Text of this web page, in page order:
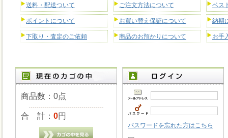
送料・配送ついて ご注文方法について ベス
ポイントについて お買い替え保証について 納期
下取り・査定のご依頼 商品のお預かりについて お手
商品数：0点
合 計： 0円
パスワードを忘れた方はこちら